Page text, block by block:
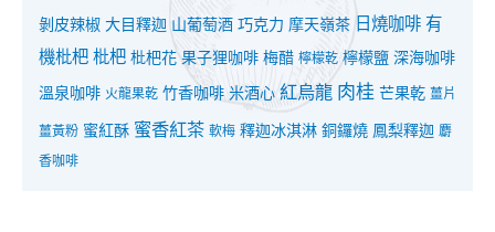
剝皮辣椒 大目釋迦 山葡萄酒 巧克力 摩天嶺茶 日燒咖啡 有
機枇杷 枇杷 枇杷花 果子狸咖啡 梅醋 檸檬乾 檸檬鹽 深海咖啡
溫泉咖啡 火龍果乾 竹香咖啡 米酒心 紅烏龍 肉桂 芒果乾 薑片
薑黃粉 蜜紅酥 蜜香紅茶 軟梅 釋迦冰淇淋 銅鑼燒 鳳梨釋迦 麝
香咖啡